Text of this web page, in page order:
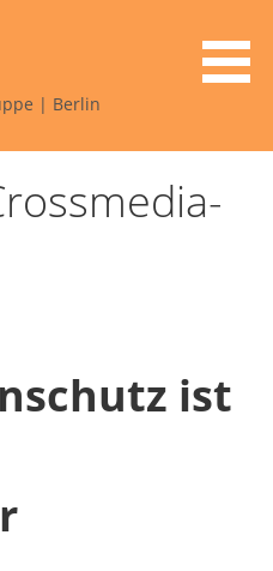
| Berlin
ist